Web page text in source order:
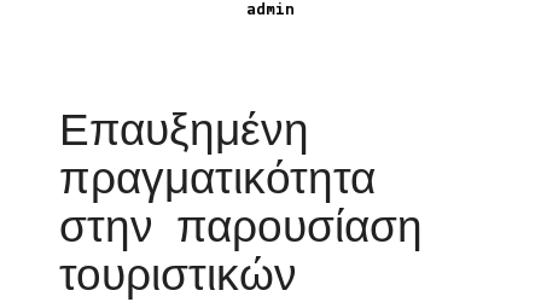
admin
Επαυξημένη
πραγματικότητα
στην παρουσίαση
τουριστικών